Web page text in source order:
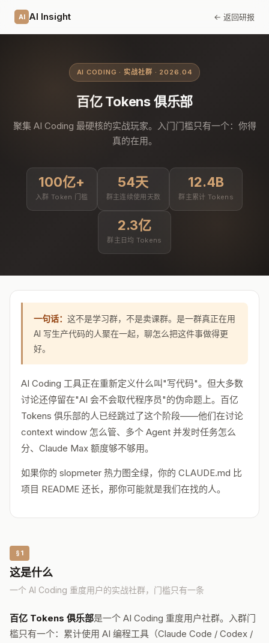
AI AI Insight ← 返回研报
AI CODING · 实战社群 · 2026.04
百亿 Tokens 俱乐部
聚集 AI Coding 最硬核的实战玩家。入门门槛只有一个：你得
真的在用。
100亿+
入群 Token 门槛
54天
群主连续使用天数
12.4B
群主累计 Tokens
2.3亿
群主日均 Tokens
一句话： 这不是学习群，不是卖课群。是一群真正在用
AI 写生产代码的人聚在一起，聊怎么把这件事做得更
好。
AI Coding 工具正在重新定义什么叫"写代码"。但大多数
讨论还停留在"AI 会不会取代程序员"的伪命题上。百亿
Tokens 俱乐部的人已经跳过了这个阶段——他们在讨论
context window 怎么管、多个 Agent 并发时任务怎么
分、Claude Max 额度够不够用。
如果你的 slopmeter 热力图全绿，你的 CLAUDE.md 比
项目 README 还长，那你可能就是我们在找的人。
§1
这是什么
一个 AI Coding 重度用户的实战社群，门槛只有一条
百亿 Tokens 俱乐部是一个 AI Coding 重度用户社群。入群门
槛只有一个：累计使用 AI 编程工具（Claude Code / Codex /